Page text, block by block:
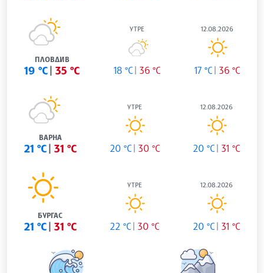
ПЛОВДИВ
19 °C 35 °C
УТРЕ
18 °C 36 °C
12.08.2026
17 °C 36 °C
ВАРНА
21 °C 31 °C
УТРЕ
20 °C 30 °C
12.08.2026
20 °C 31 °C
БУРГАС
21 °C 31 °C
УТРЕ
22 °C 30 °C
12.08.2026
20 °C 31 °C